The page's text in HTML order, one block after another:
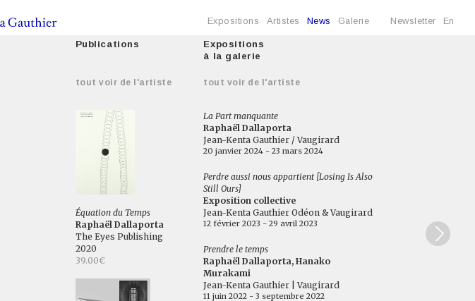
Expositions Artistes News Galerie Newsletter En
Publications
tout voir de l'artiste
Équation du Temps
Raphaël Dallaporta
The Eyes Publishing
2020
39.00€
Expositions
à la galerie
tout voir de l'artiste
La Part manquante
Raphaël Dallaporta
Jean-Kenta Gauthier / Vaugirard
20 janvier 2024 - 23 mars 2024
Perdre aussi nous appartient [Losing Is Also
Still Ours]
Exposition collective
Jean-Kenta Gauthier Odéon & Vaugirard
12 février 2023 - 29 avril 2023
Prendre le temps
Raphaël Dallaporta, Hanako
Murakami
Jean-Kenta Gauthier | Vaugirard
11 juin 2022 - 3 septembre 2022